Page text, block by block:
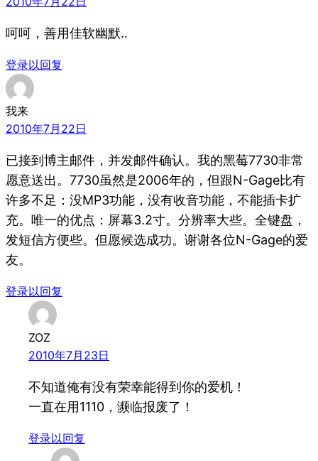
呵呵，善用佳软幽默..
登录以回复
我来
2010年7月22日
已接到博主邮件，并发邮件确认。我的黑莓7730非常
愿意送出。7730虽然是2006年的，但跟N-Gage比有
许多不足：没MP3功能，没有收音功能，不能插卡扩
充。唯一的优点：屏幕3.2寸。分辨率大些。全键盘，
发短信方便些。但愿候选成功。谢谢各位N-Gage的爱
友。
登录以回复
ZOZ
2010年7月23日
不知道俺有没有荣幸能得到你的爱机！
一直在用1110，濒临报废了！
登录以回复